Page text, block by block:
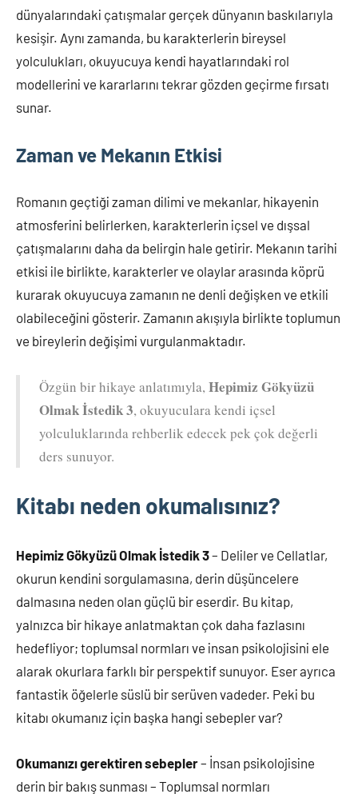
dünyalarındaki çatışmalar gerçek dünyanın baskılarıyla
kesişir. Aynı zamanda, bu karakterlerin bireysel
yolculukları, okuyucuya kendi hayatlarındaki rol
modellerini ve kararlarını tekrar gözden geçirme fırsatı
sunar.
Zaman ve Mekanın Etkisi
Romanın geçtiği zaman dilimi ve mekanlar, hikayenin
atmosferini belirlerken, karakterlerin içsel ve dışsal
çatışmalarını daha da belirgin hale getirir. Mekanın tarihi
etkisi ile birlikte, karakterler ve olaylar arasında köprü
kurarak okuyucuya zamanın ne denli değişken ve etkili
olabileceğini gösterir. Zamanın akışıyla birlikte toplumun
ve bireylerin değişimi vurgulanmaktadır.
Özgün bir hikaye anlatımıyla,Hepimiz Gökyüzü
Olmak İstedik 3, okuyuculara kendi içsel
yolculuklarında rehberlik edecek pek çok değerli
ders sunuyor.
Kitabı neden okumalısınız?
Hepimiz Gökyüzü Olmak İstedik 3– Deliler ve Cellatlar,
okurun kendini sorgulamasına, derin düşüncelere
dalmasına neden olan güçlü bir eserdir. Bu kitap,
yalnızca bir hikaye anlatmaktan çok daha fazlasını
hedefliyor; toplumsal normları ve insan psikolojisini ele
alarak okurlara farklı bir perspektif sunuyor. Eser ayrıca
fantastik öğelerle süslü bir serüven vadeder. Peki bu
kitabı okumanız için başka hangi sebepler var?
Okumanızı gerektiren sebepler– İnsan psikolojisine
derin bir bakış sunması – Toplumsal normları